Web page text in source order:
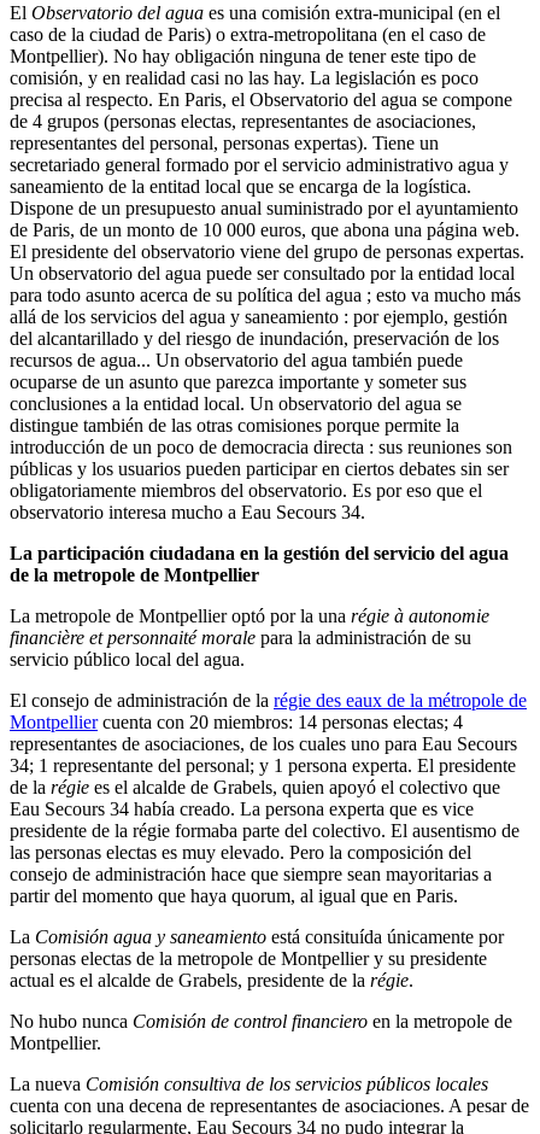
El Observatorio del agua es una comisión extra-municipal (en el
caso de la ciudad de Paris) o extra-metropolitana (en el caso de
Montpellier). No hay obligación ninguna de tener este tipo de
comisión, y en realidad casi no las hay. La legislación es poco
precisa al respecto. En Paris, el Observatorio del agua se compone
de 4 grupos (personas electas, representantes de asociaciones,
representantes del personal, personas expertas). Tiene un
secretariado general formado por el servicio administrativo agua y
saneamiento de la entitad local que se encarga de la logística.
Dispone de un presupuesto anual suministrado por el ayuntamiento
de Paris, de un monto de 10 000 euros, que abona una página web.
El presidente del observatorio viene del grupo de personas expertas.
Un observatorio del agua puede ser consultado por la entidad local
para todo asunto acerca de su política del agua ; esto va mucho más
allá de los servicios del agua y saneamiento : por ejemplo, gestión
del alcantarillado y del riesgo de inundación, preservación de los
recursos de agua... Un observatorio del agua también puede
ocuparse de un asunto que parezca importante y someter sus
conclusiones a la entidad local. Un observatorio del agua se
distingue también de las otras comisiones porque permite la
introducción de un poco de democracia directa : sus reuniones son
públicas y los usuarios pueden participar en ciertos debates sin ser
obligatoriamente miembros del observatorio. Es por eso que el
observatorio interesa mucho a Eau Secours 34.
La participación ciudadana en la gestión del servicio del agua
de la metropole de Montpellier
La metropole de Montpellier optó por la una régie à autonomie
financière et personnaité morale para la administración de su
servicio público local del agua.
El consejo de administración de la régie des eaux de la métropole de
Montpelliercuenta con 20 miembros: 14 personas electas; 4
representantes de asociaciones, de los cuales uno para Eau Secours
34; 1 representante del personal; y 1 persona experta. El presidente
de la régie es el alcalde de Grabels, quien apoyó el colectivo que
Eau Secours 34 había creado. La persona experta que es vice
presidente de la régie formaba parte del colectivo. El ausentismo de
las personas electas es muy elevado. Pero la composición del
consejo de administración hace que siempre sean mayoritarias a
partir del momento que haya quorum, al igual que en Paris.
La Comisión agua y saneamiento está consituída únicamente por
personas electas de la metropole de Montpellier y su presidente
actual es el alcalde de Grabels, presidente de la régie.
No hubo nunca Comisión de control financiero en la metropole de
Montpellier.
La nueva Comisión consultiva de los servicios públicos locales
cuenta con una decena de representantes de asociaciones. A pesar de
solicitarlo regularmente, Eau Secours 34 no pudo integrar la